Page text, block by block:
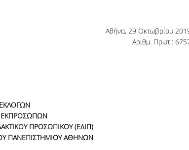
Αθήνα, 29 Οκτωβρίου
Αριθμ. Πρωτ.:
ΕΚΠΡΟΣΩΠΩΝ
ΠΡΟΣΩΠΙΚΟΥ (ΕΔΙΠ)
ΠΑΝΕΠΙΣΤΗΜΙΟΥ ΑΘΗΝΩΝ
Training Visits at
across Europe